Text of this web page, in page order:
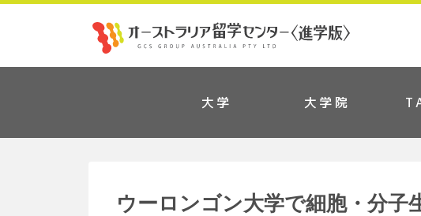
大学 大学院
ウーロンゴン大学で細胞・分子